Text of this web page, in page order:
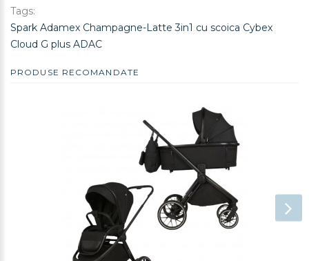
Tags:
Spark Adamex Champagne-Latte 3in1 cu scoica Cybex
Cloud G plus ADAC
PRODUSE RECOMANDATE